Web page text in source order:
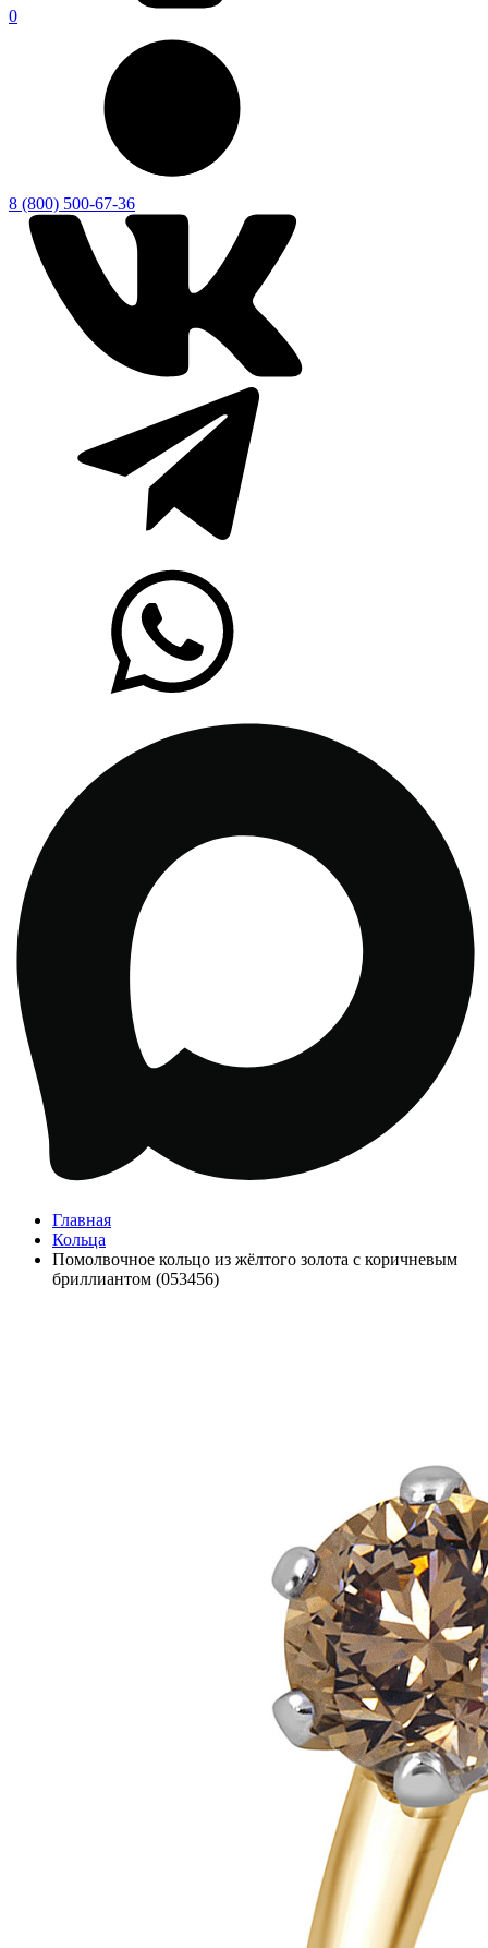
0
8 (800) 500-67-36
Главная
Кольца
Помолвочное кольцо из жёлтого золота с коричневым
бриллиантом (053456)